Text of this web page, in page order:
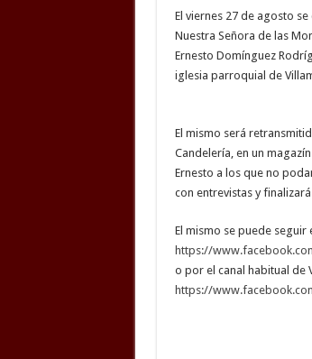
El viernes 27 de agosto
Nuestra Señora de las
Ernesto Domínguez
iglesia parroquial de
El mismo será
Candelería, en un
Ernesto a los que no
con entrevistas y
El mismo se puede
https://
o por el canal habitual de
https://